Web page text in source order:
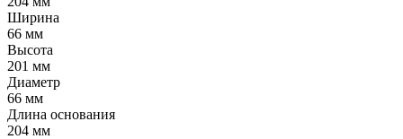
Ширина
66 мм
Высота
201 мм
Диаметр
66 мм
Длина основания
204 мм